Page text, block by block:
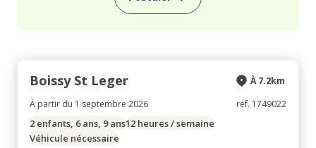
Boissy St Leger
À partir du 1 septembre 2026
À 7.2km
ref. 1749022
2 enfants, 6 ans, 9 ans12 heures / semaine
Véhicule nécessaire